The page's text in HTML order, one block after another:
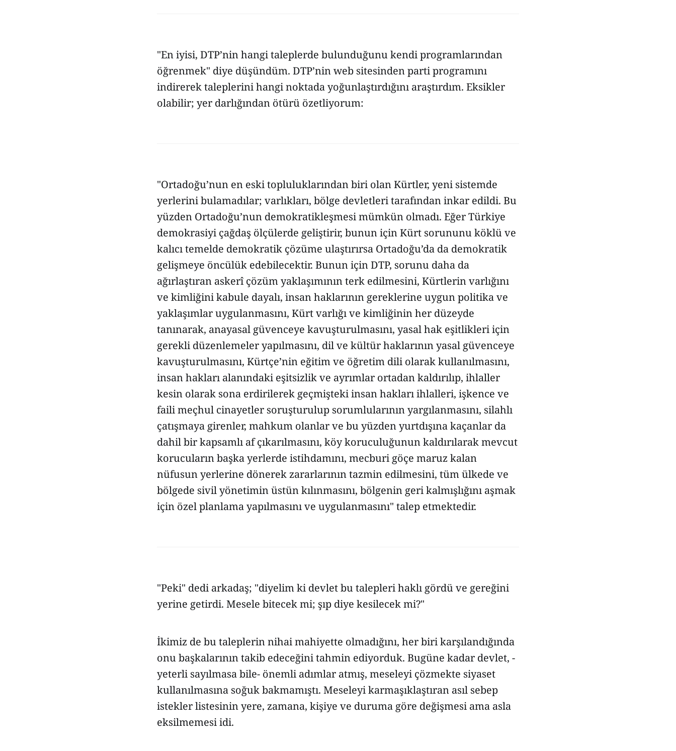
"En iyisi, DTP’nin hangi taleplerde bulunduğunu kendi programlarından
öğrenmek" diye düşündüm. DTP’nin web sitesinden parti programını
indirerek taleplerini hangi noktada yoğunlaştırdığını araştırdım. Eksikler
olabilir; yer darlığından ötürü özetliyorum:
"Ortadoğu’nun en eski topluluklarından biri olan Kürtler, yeni sistemde
yerlerini bulamadılar; varlıkları, bölge devletleri tarafından inkar edildi. Bu
yüzden Ortadoğu’nun demokratikleşmesi mümkün olmadı. Eğer Türkiye
demokrasiyi çağdaş ölçülerde geliştirir, bunun için Kürt sorununu köklü ve
kalıcı temelde demokratik çözüme ulaştırırsa Ortadoğu’da da demokratik
gelişmeye öncülük edebilecektir. Bunun için DTP, sorunu daha da
ağırlaştıran askerî çözüm yaklaşımının terk edilmesini, Kürtlerin varlığını
ve kimliğini kabule dayalı, insan haklarının gereklerine uygun politika ve
yaklaşımlar uygulanmasını, Kürt varlığı ve kimliğinin her düzeyde
tanınarak, anayasal güvenceye kavuşturulmasını, yasal hak eşitlikleri için
gerekli düzenlemeler yapılmasını, dil ve kültür haklarının yasal güvenceye
kavuşturulmasını, Kürtçe’nin eğitim ve öğretim dili olarak kullanılmasını,
insan hakları alanındaki eşitsizlik ve ayrımlar ortadan kaldırılıp, ihlaller
kesin olarak sona erdirilerek geçmişteki insan hakları ihlalleri, işkence ve
faili meçhul cinayetler soruşturulup sorumlularının yargılanmasını, silahlı
çatışmaya girenler, mahkum olanlar ve bu yüzden yurtdışına kaçanlar da
dahil bir kapsamlı af çıkarılmasını, köy koruculuğunun kaldırılarak mevcut
korucuların başka yerlerde istihdamını, mecburi göçe maruz kalan
nüfusun yerlerine dönerek zararlarının tazmin edilmesini, tüm ülkede ve
bölgede sivil yönetimin üstün kılınmasını, bölgenin geri kalmışlığını aşmak
için özel planlama yapılmasını ve uygulanmasını" talep etmektedir.
"Peki" dedi arkadaş; "diyelim ki devlet bu talepleri haklı gördü ve gereğini
yerine getirdi. Mesele bitecek mi; şıp diye kesilecek mi?"
İkimiz de bu taleplerin nihai mahiyette olmadığını, her biri karşılandığında
onu başkalarının takib edeceğini tahmin ediyorduk. Bugüne kadar devlet, -
yeterli sayılmasa bile- önemli adımlar atmış, meseleyi çözmekte siyaset
kullanılmasına soğuk bakmamıştı. Meseleyi karmaşıklaştıran asıl sebep
istekler listesinin yere, zamana, kişiye ve duruma göre değişmesi ama asla
eksilmemesi idi.